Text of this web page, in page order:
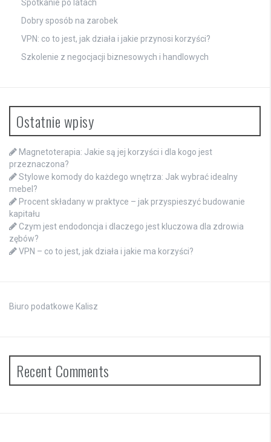
Spotkanie po latach
Dobry sposób na zarobek
VPN: co to jest, jak działa i jakie przynosi korzyści?
Szkolenie z negocjacji biznesowych i handlowych
Ostatnie wpisy
Magnetoterapia: Jakie są jej korzyści i dla kogo jest
przeznaczona?
Stylowe komody do każdego wnętrza: Jak wybrać idealny
mebel?
Procent składany w praktyce – jak przyspieszyć budowanie
kapitału
Czym jest endodoncja i dlaczego jest kluczowa dla zdrowia
zębów?
VPN – co to jest, jak działa i jakie ma korzyści?
Biuro podatkowe Kalisz
Recent Comments